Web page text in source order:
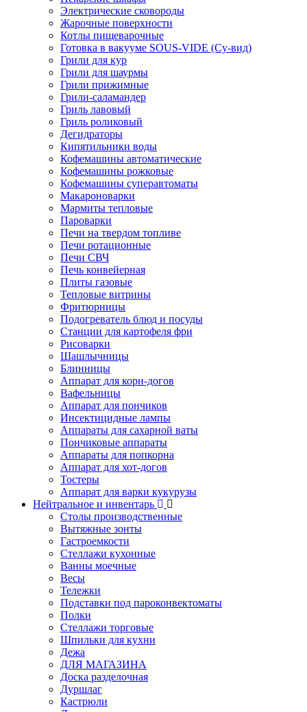
Электрические сковороды
Жарочные поверхности
Котлы пищеварочные
Готовка в вакууме SOUS-VIDE (Су-вид)
Грили для кур
Грили для шаурмы
Грили прижимные
Грили-саламандер
Гриль лавовый
Гриль роликовый
Дегидраторы
Кипятильники воды
Кофемашины автоматические
Кофемашины рожковые
Кофемашины суперавтоматы
Макароноварки
Мармиты тепловые
Пароварки
Печи на твердом топливе
Печи ротационные
Печи СВЧ
Печь конвейерная
Плиты газовые
Тепловые витрины
Фритюрницы
Подогреватель блюд и посуды
Станции для картофеля фри
Рисоварки
Шашлычницы
Блинницы
Аппарат для корн-догов
Вафельницы
Аппарат для пончиков
Инсектицидные лампы
Аппараты для сахарной ваты
Пончиковые аппараты
Аппараты для попкорна
Аппарат для хот-догов
Тостеры
Аппарат для варки кукурузы
Нейтральное и инвентарь
Столы производственные
Вытяжные зонты
Гастроемкости
Стеллажи кухонные
Ванны моечные
Весы
Тележки
Подставки под пароконвектоматы
Полки
Стеллажи торговые
Шпильки для кухни
Дежа
ДЛЯ МАГАЗИНА
Доска разделочная
Дуршлаг
Кастрюли